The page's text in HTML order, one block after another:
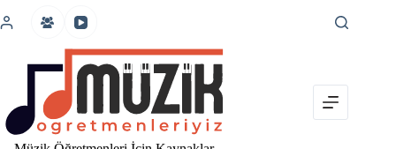
atla